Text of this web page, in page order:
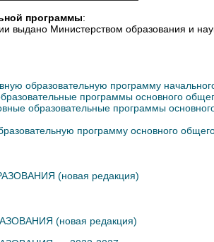
программы:
выдано Министерством образования и
образовательную программу
программы основного
образовательные программы
программу основного
(новая редакция)
(новая редакция)